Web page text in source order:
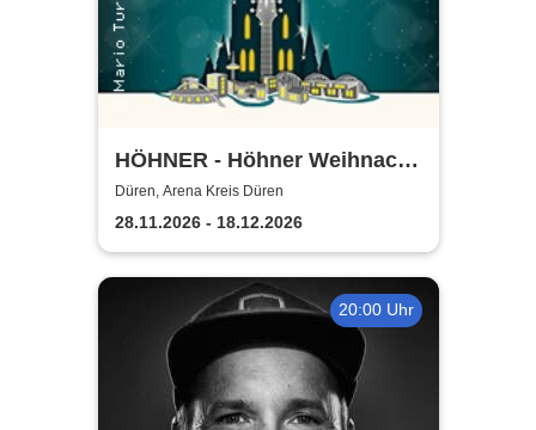
HÖHNER - Höhner Weihnacht
2026
Düren, Arena Kreis Düren
28.11.2026 - 18.12.2026
20:00 Uhr